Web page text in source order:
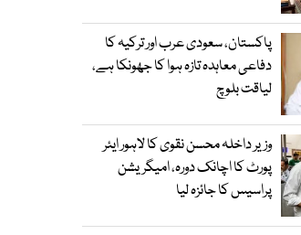
پاکستان، سعودی عرب اور ترکیہ کا
دفاعی معاہدہ تازہ ہوا کا جھونکا ہے،
لیاقت بلوچ
وزیر داخلہ محسن نقوی کا لاہور ایئر
پورٹ کا اچانک دورہ، امیگریشن
پراسیس کا جائزہ لیا